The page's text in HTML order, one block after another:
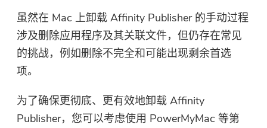
虽然在 Mac 上卸载 Affinity Publisher 的手动过程
涉及删除应用程序及其关联文件，但仍存在常见
的挑战，例如删除不完全和可能出现剩余首选
项。
为了确保更彻底、更有效地卸载 Affinity
Publisher，您可以考虑使用 PowerMyMac 等第